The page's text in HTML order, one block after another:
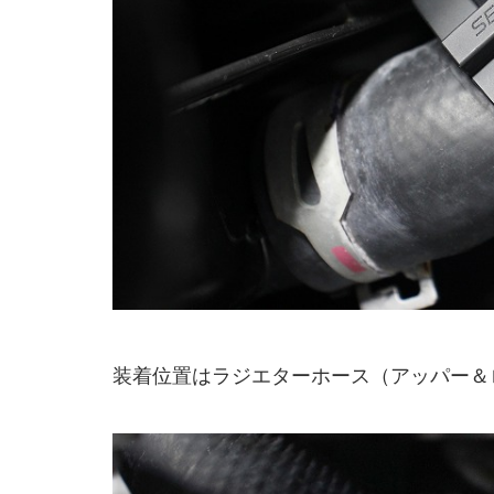
装着位置はラジエターホース（アッパー